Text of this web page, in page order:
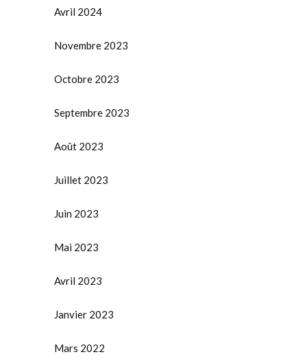
Avril 2024
Novembre 2023
Octobre 2023
Septembre 2023
Août 2023
Juillet 2023
Juin 2023
Mai 2023
Avril 2023
Janvier 2023
Mars 2022